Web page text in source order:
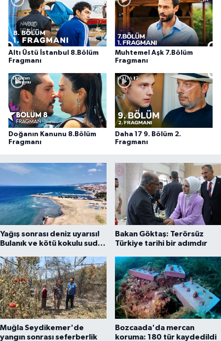
Altı Üstü İstanbul 8.Bölüm
Fragmanı
Muhtemel Aşk 7.Bölüm
Fragmanı
Doğanın Kanunu 8.Bölüm
Fragmanı
Daha 17 9. Bölüm 2.
Fragmanı
Yağış sonrası deniz uyarısı!
Bulanık ve kötü kokulu suda
Bakan Göktaş: Terörsüz
Türkiye tarihi bir adımdır
Muğla Seydikemer'de
yangın sonrası seferberlik
Bozcaada'da mercan
koruma: 180 tür kaydedildi